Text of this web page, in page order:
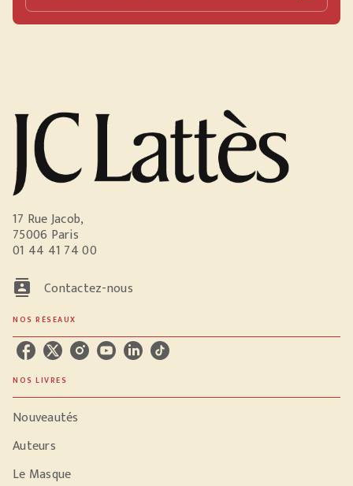
17 Rue Jacob,
75006 Paris
01 44 41 74 00
contacts Contactez-nous
NOS RÉSEAUX
NOS LIVRES
Nouveautés
Auteurs
Le Masque